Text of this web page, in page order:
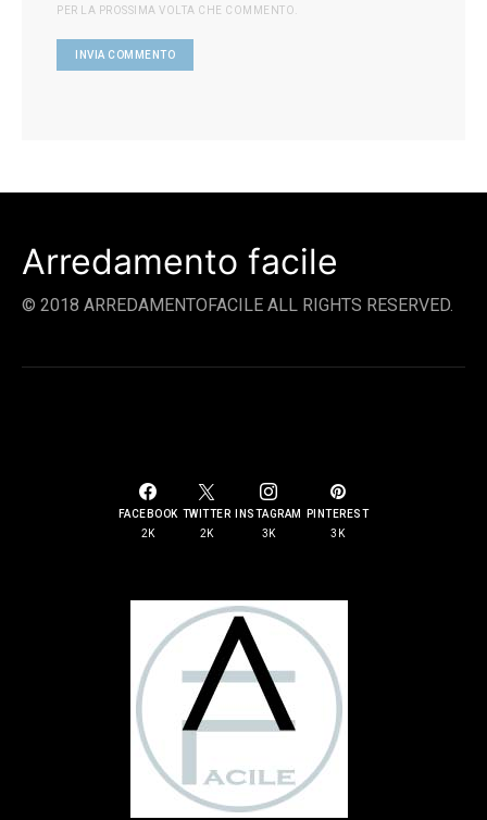
PER LA PROSSIMA VOLTA CHE COMMENTO.
Arredamento facile
© 2018 ARREDAMENTOFACILE ALL RIGHTS RESERVED.
FACEBOOK
2K
TWITTER
2K
INSTAGRAM
3K
PINTEREST
3K